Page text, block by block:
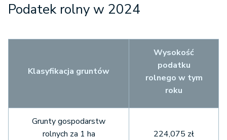
Podatek rolny w 2024
Klasyfikacja gruntów
Wysokość
podatku
rolnego w tym
roku
Grunty gospodarstw
rolnych za 1 ha
224,075 zł